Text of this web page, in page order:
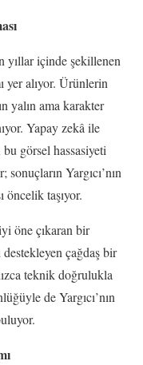
yıllar içinde şekillenen
yer alıyor. Ürünlerin
yalın ama karakter
Yapay zekâ ile
görsel hassasiyeti
Yargıcı’nın
öncelik taşıyor.
öne çıkaran bir
destekleyen çağdaş bir
teknik doğrulukla
de Yargıcı’nın